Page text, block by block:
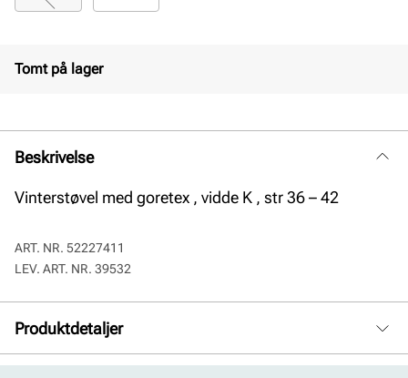
Tomt på lager
Beskrivelse
Vinterstøvel med goretex , vidde K , str 36 – 42
ART. NR. 52227411
LEV. ART. NR. 39532
Produktdetaljer
Membran:Goretex